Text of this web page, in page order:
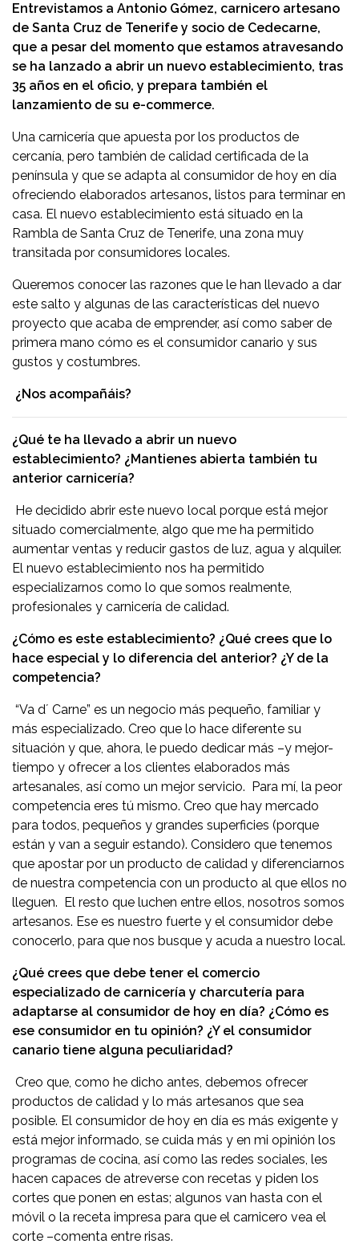
Entrevistamos a Antonio Gómez, carnicero artesano
de Santa Cruz de Tenerife y socio de Cedecarne,
que a pesar del momento que estamos atravesando
se ha lanzado a abrir un nuevo establecimiento, tras
35 años en el oficio, y prepara también el
lanzamiento de su e-commerce.
Una carnicería que apuesta por los productos de
cercanía, pero también de calidad certificada de la
península y que se adapta al consumidor de hoy en día
ofreciendo elaborados artesanos, listos para terminar en
casa. El nuevo establecimiento está situado en la
Rambla de Santa Cruz de Tenerife, una zona muy
transitada por consumidores locales.
Queremos conocer las razones que le han llevado a dar
este salto y algunas de las características del nuevo
proyecto que acaba de emprender, así como saber de
primera mano cómo es el consumidor canario y sus
gustos y costumbres.
¿Nos acompañáis?
¿Qué te ha llevado a abrir un nuevo
establecimiento? ¿Mantienes abierta también tu
anterior carnicería?
He decidido abrir este nuevo local porque está mejor
situado comercialmente, algo que me ha permitido
aumentar ventas y reducir gastos de luz, agua y alquiler.
El nuevo establecimiento nos ha permitido
especializarnos como lo que somos realmente,
profesionales y carnicería de calidad.
¿Cómo es este establecimiento? ¿Qué crees que lo
hace especial y lo diferencia del anterior? ¿Y de la
competencia?
“Va d´ Carne” es un negocio más pequeño, familiar y
más especializado. Creo que lo hace diferente su
situación y que, ahora, le puedo dedicar más –y mejor-
tiempo y ofrecer a los clientes elaborados más
artesanales, así como un mejor servicio. Para mí, la peor
competencia eres tú mismo. Creo que hay mercado
para todos, pequeños y grandes superficies (porque
están y van a seguir estando). Considero que tenemos
que apostar por un producto de calidad y diferenciarnos
de nuestra competencia con un producto al que ellos no
lleguen. El resto que luchen entre ellos, nosotros somos
artesanos. Ese es nuestro fuerte y el consumidor debe
conocerlo, para que nos busque y acuda a nuestro local.
¿Qué crees que debe tener el comercio
especializado de carnicería y charcutería para
adaptarse al consumidor de hoy en día? ¿Cómo es
ese consumidor en tu opinión? ¿Y el consumidor
canario tiene alguna peculiaridad?
Creo que, como he dicho antes, debemos ofrecer
productos de calidad y lo más artesanos que sea
posible. El consumidor de hoy en día es más exigente y
está mejor informado, se cuida más y en mi opinión los
programas de cocina, así como las redes sociales, les
hacen capaces de atreverse con recetas y piden los
cortes que ponen en estas; algunos van hasta con el
móvil o la receta impresa para que el carnicero vea el
corte –comenta entre risas.